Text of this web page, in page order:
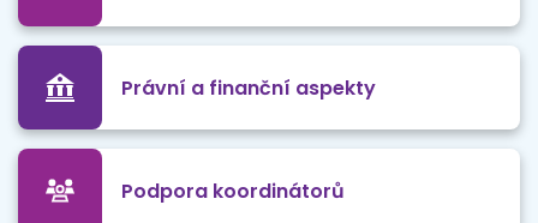
Právní a finanční aspekty
Podpora koordinátorů